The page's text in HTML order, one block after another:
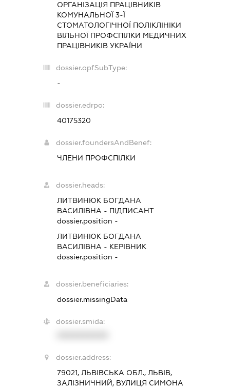
ОРГАНІЗАЦІЯ ПРАЦІВНИКІВ
КОМУНАЛЬНОЇ 3-Ї
СТОМАТОЛОГІЧНОЇ ПОЛІКЛІНІКИ
ВІЛЬНОЇ ПРОФСПІЛКИ МЕДИЧНИХ
ПРАЦІВНИКІВ УКРАЇНИ
dossier.opfSubType:
-
dossier.edrpo:
40175320
dossier.foundersAndBenef:
ЧЛЕНИ ПРОФСПІЛКИ
dossier.heads:
ЛИТВИНЮК БОГДАНА
ВАСИЛІВНА - ПІДПИСАНТ
dossier.position -
ЛИТВИНЮК БОГДАНА
ВАСИЛІВНА - КЕРІВНИК
dossier.position -
dossier.beneficiaries:
dossier.missingData
dossier.smida:
dossier.address:
79021, ЛЬВІВСЬКА ОБЛ., ЛЬВІВ,
ЗАЛІЗНИЧНИЙ, ВУЛИЦЯ СИМОНА